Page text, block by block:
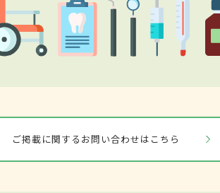
ご掲載に関するお問い合わせはこちら